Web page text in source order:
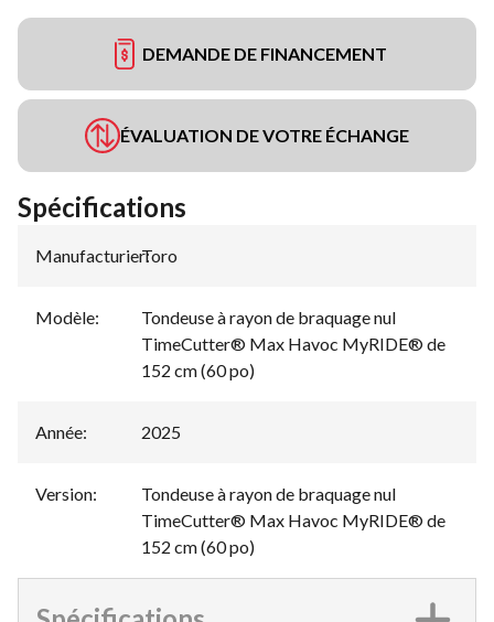
DEMANDE DE FINANCEMENT
ÉVALUATION DE VOTRE ÉCHANGE
Spécifications
Manufacturier:
Toro
Modèle:
Tondeuse à rayon de braquage nul
TimeCutter® Max Havoc MyRIDE® de
152 cm (60 po)
Année: 2025
Version:
Tondeuse à rayon de braquage nul
TimeCutter® Max Havoc MyRIDE® de
152 cm (60 po)